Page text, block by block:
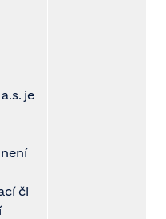
je
či